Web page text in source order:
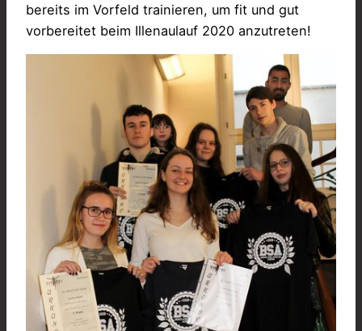
bereits im Vorfeld trainieren, um fit und gut
vorbereitet beim Illenaulauf 2020 anzutreten!